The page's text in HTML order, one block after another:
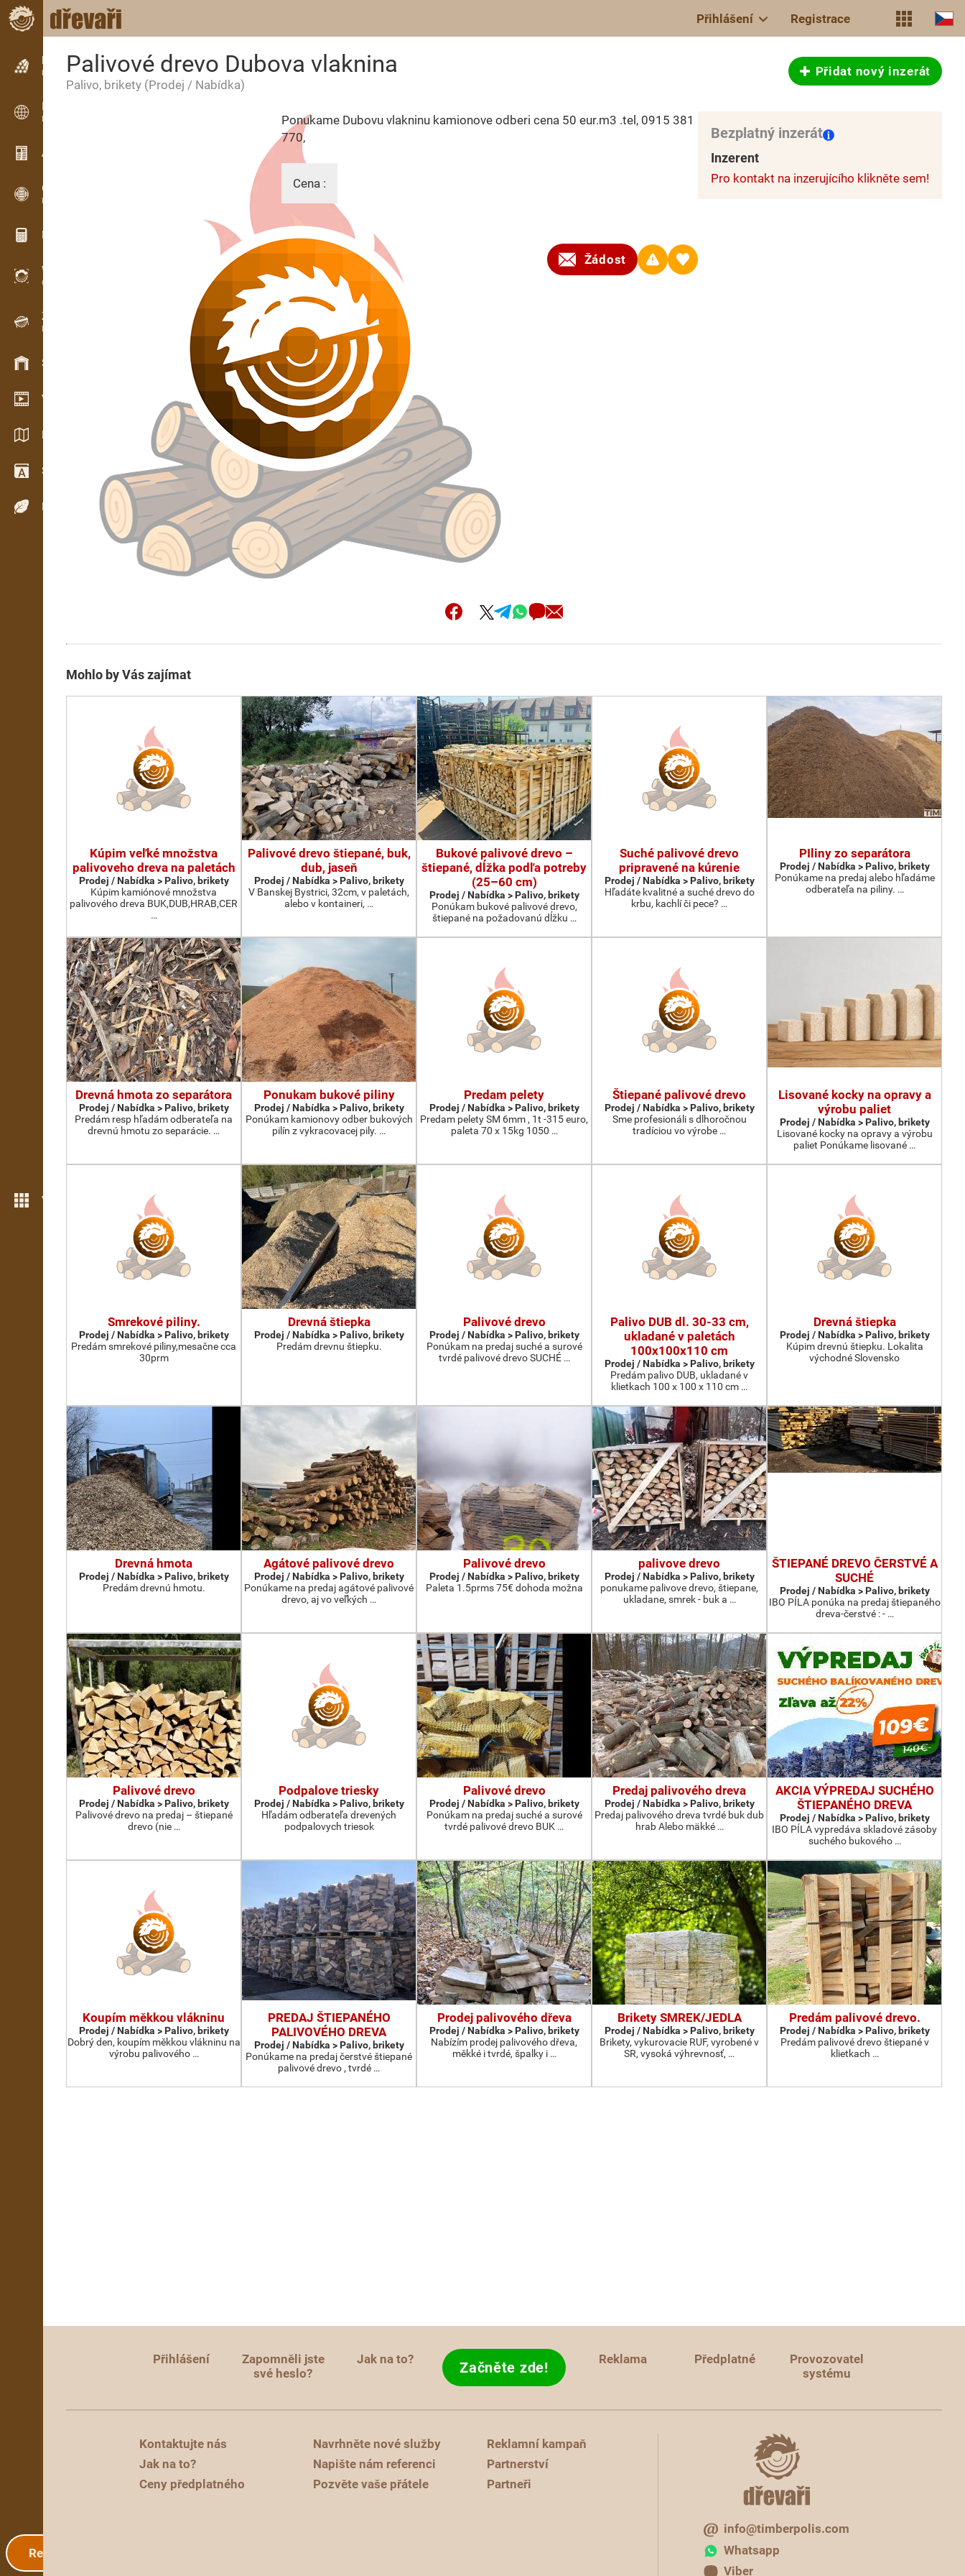
Přihlášení Registrace
Inzerce
Řádková inzerce
Inzerce
Mezinárodní inzerce
Aktuality / Články
OPTI-TIMB
Pořezová schémata
Dřevařské kalkulačky
WoodProfi
Objem dřeva s AI
Záznamník
Evidence dřeva v terénu
Skladové hospodářství
Video showroom
Katalogy / Brožury
Slovník
Dřeviny
Více možností
Registrace
Palivové drevo Dubova vlaknina
Palivo, brikety (Prodej / Nabídka)
Přidat nový inzerát
Ponukame Dubovu vlakninu kamionove odberi cena 50 eur.m3 .tel, 0915 381
770,
Cena :
Žádost
Bezplatný inzerát
Inzerent
Pro kontakt na inzerujícího klikněte sem!
Mohlo by Vás zajímat
Kúpim veľké množstva
palivoveho dreva na paletách
Prodej / Nabídka > Palivo, brikety
Kúpim kamiónové množstva
palivového dreva BUK,DUB,HRAB,CER
…
Palivové drevo štiepané, buk,
dub, jaseň
Prodej / Nabídka > Palivo, brikety
V Banskej Bystrici, 32cm, v paletách,
alebo v kontaineri, …
Bukové palivové drevo –
štiepané, dĺžka podľa potreby
(25–60 cm)
Prodej / Nabídka > Palivo, brikety
Ponúkam bukové palivové drevo,
štiepané na požadovanú dĺžku …
Suché palivové drevo
pripravené na kúrenie
Prodej / Nabídka > Palivo, brikety
Hľadáte kvalitné a suché drevo do
krbu, kachlí či pece? …
PIliny zo separátora
Prodej / Nabídka > Palivo, brikety
Ponúkame na predaj alebo hľadáme
odberateľa na piliny. …
Drevná hmota zo separátora
Prodej / Nabídka > Palivo, brikety
Predám resp hľadám odberateľa na
drevnú hmotu zo separácie. …
Ponukam bukové piliny
Prodej / Nabídka > Palivo, brikety
Ponúkam kamionovy odber bukových
pilín z vykracovacej pily. …
Predam pelety
Prodej / Nabídka > Palivo, brikety
Predam pelety SM 6mm , 1t -315 euro,
paleta 70 x 15kg 1050 …
Štiepané palivové drevo
Prodej / Nabídka > Palivo, brikety
Sme profesionáli s dlhoročnou
tradíciou vo výrobe …
Lisované kocky na opravy a
výrobu paliet
Prodej / Nabídka > Palivo, brikety
Lisované kocky na opravy a výrobu
paliet Ponúkame lisované …
Smrekové piliny.
Prodej / Nabídka > Palivo, brikety
Predám smrekové piliny,mesačne cca
30prm
Drevná štiepka
Prodej / Nabídka > Palivo, brikety
Predám drevnu štiepku.
Palivové drevo
Prodej / Nabídka > Palivo, brikety
Ponúkam na predaj suché a surové
tvrdé palivové drevo SUCHÉ …
Palivo DUB dl. 30-33 cm,
ukladané v paletách
100x100x110 cm
Prodej / Nabídka > Palivo, brikety
Predám palivo DUB, ukladané v
klietkach 100 x 100 x 110 cm …
Drevná štiepka
Prodej / Nabídka > Palivo, brikety
Kúpim drevnú štiepku. Lokalita
východné Slovensko
Drevná hmota
Prodej / Nabídka > Palivo, brikety
Predám drevnú hmotu.
Agátové palivové drevo
Prodej / Nabídka > Palivo, brikety
Ponúkame na predaj agátové palivové
drevo, aj vo veľkých …
Palivové drevo
Prodej / Nabídka > Palivo, brikety
Paleta 1.5prms 75€ dohoda možna
palivove drevo
Prodej / Nabídka > Palivo, brikety
ponukame palivove drevo, štiepane,
ukladane, smrek - buk a …
ŠTIEPANÉ DREVO ČERSTVÉ A
SUCHÉ
Prodej / Nabídka > Palivo, brikety
IBO PÍLA ponúka na predaj štiepaného
dreva-čerstvé : - …
Palivové drevo
Prodej / Nabídka > Palivo, brikety
Palivové drevo na predaj – štiepané
drevo (nie …
Podpalove triesky
Prodej / Nabídka > Palivo, brikety
Hľadám odberateľa drevených
podpalovych triesok
Palivové drevo
Prodej / Nabídka > Palivo, brikety
Ponúkam na predaj suché a surové
tvrdé palivové drevo BUK …
Predaj palivového dreva
Prodej / Nabídka > Palivo, brikety
Predaj palivového dreva tvrdé buk dub
hrab Alebo mäkké …
AKCIA VÝPREDAJ SUCHÉHO
ŠTIEPANÉHO DREVA
Prodej / Nabídka > Palivo, brikety
IBO PÍLA vypredáva skladové zásoby
suchého bukového …
Koupím měkkou vlákninu
Prodej / Nabídka > Palivo, brikety
Dobrý den, koupím měkkou vlákninu na
výrobu palivového …
PREDAJ ŠTIEPANÉHO
PALIVOVÉHO DREVA
Prodej / Nabídka > Palivo, brikety
Ponúkame na predaj čerstvé štiepané
palivové drevo , tvrdé …
Prodej palivového dřeva
Prodej / Nabídka > Palivo, brikety
Nabízím prodej palivového dřeva,
měkké i tvrdé, špalky i …
Brikety SMREK/JEDLA
Prodej / Nabídka > Palivo, brikety
Brikety, vykurovacie RUF, vyrobené v
SR, vysoká výhrevnosť, …
Predám palivové drevo.
Prodej / Nabídka > Palivo, brikety
Predám palivové drevo štiepané v
klietkach …
Přihlášení
Zapomněli jste
své heslo?
Jak na to? Začněte zde! Reklama Předplatné
Provozovatel
systému
Kontaktujte nás
Jak na to?
Ceny předplatného
Navrhněte nové služby
Napište nám referenci
Pozvěte vaše přátele
Reklamní kampaň
Partnerství
Partneři
info@timberpolis.com
Whatsapp
Viber